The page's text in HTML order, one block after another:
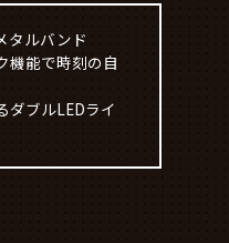
タルバンド
機能で時刻の自
ブルLEDライ